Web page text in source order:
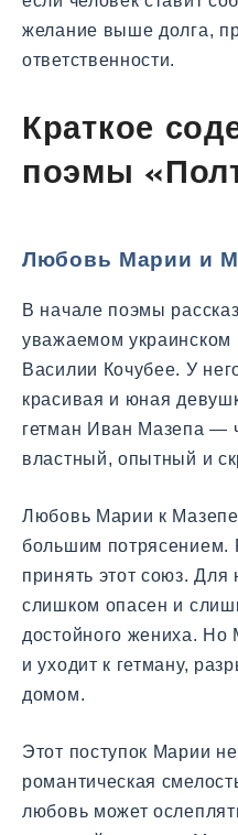
желание выше долга,
ответственности.
Краткое
поэмы
Любовь Марии и
В начале поэмы
уважаемом украинском
Василии Кочубее. У
красивая и юная
гетман Иван Мазепа —
властный, опытный и
Любовь Марии к
большим потрясением.
принять этот союз.
слишком опасен и
достойного жениха. Но
и уходит к гетману,
домом.
Этот поступок Марии
романтическая
любовь может